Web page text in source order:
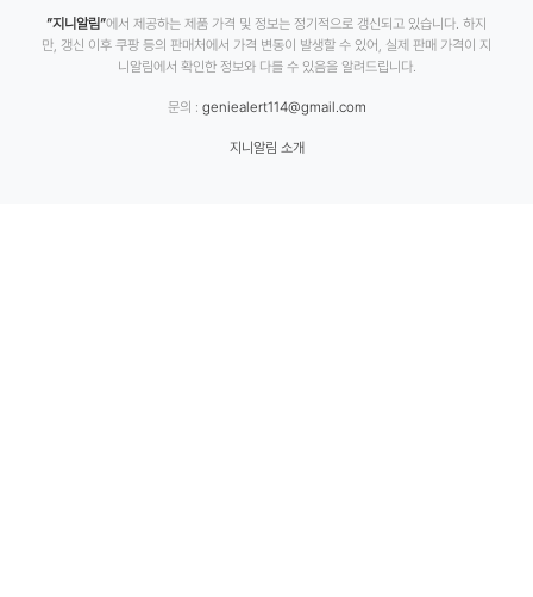
”지니알림”에서 제공하는 제품 가격 및 정보는 정기적으로 갱신되고 있습니다. 하지
만, 갱신 이후 쿠팡 등의 판매처에서 가격 변동이 발생할 수 있어, 실제 판매 가격이 지
니알림에서 확인한 정보와 다를 수 있음을 알려드립니다.
문의 : geniealert114@gmail.com
지니알림 소개